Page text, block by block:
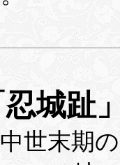
忍城趾
世末期の